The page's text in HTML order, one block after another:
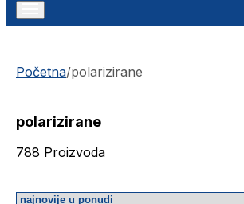
Početna/polarizirane
polarizirane
788 Proizvoda